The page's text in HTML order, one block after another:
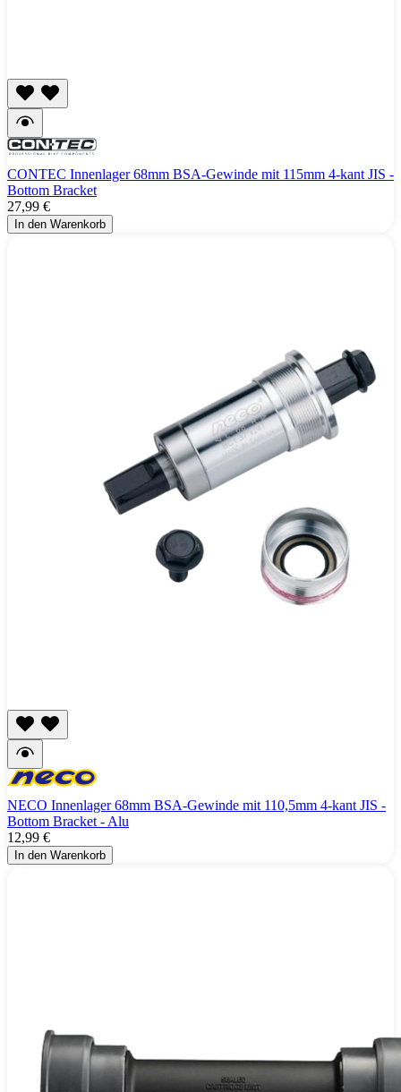
CONTEC Innenlager 68mm BSA-Gewinde mit 115mm 4-kant JIS -
Bottom Bracket
27,99 €
In den Warenkorb
NECO Innenlager 68mm BSA-Gewinde mit 110,5mm 4-kant JIS -
Bottom Bracket - Alu
12,99 €
In den Warenkorb